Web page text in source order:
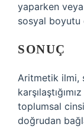
yaparken
sosyal boyutu
SONUÇ
Aritmetik ilmi,
toplumsal
doğrudan